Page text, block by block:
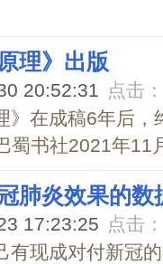
理》出版
20:52:31 点击：
》在成稿6年后
蜀书社2021年11
肺炎效果的数
17:23:25 点击：
有现成对付新冠